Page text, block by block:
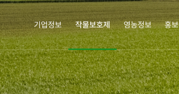
기업정보 작물보호제 영농정보 홍
기업정보작물보호제영농정보